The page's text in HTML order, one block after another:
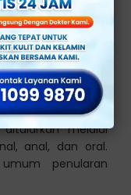
seksual (IMS)
bernama
menyerang
tetapi juga dapat
menular
melalui
anal, dan oral.
penularan